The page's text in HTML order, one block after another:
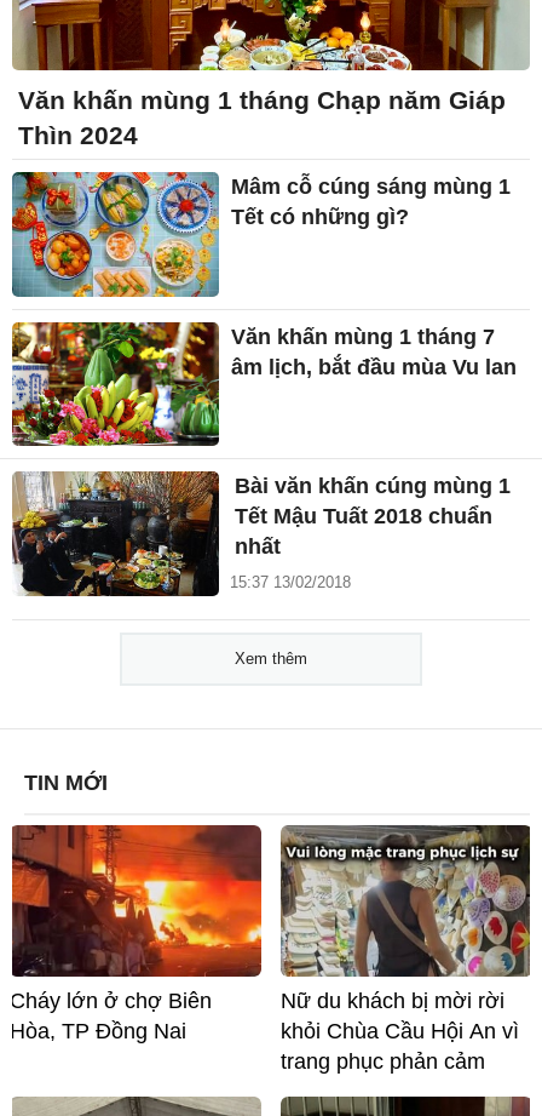
Văn khấn mùng 1 tháng Chạp năm Giáp
Thìn 2024
Mâm cỗ cúng sáng mùng 1
Tết có những gì?
Văn khấn mùng 1 tháng 7
âm lịch, bắt đầu mùa Vu lan
Bài văn khấn cúng mùng 1
Tết Mậu Tuất 2018 chuẩn
nhất
15:37 13/02/2018
Xem thêm
TIN MỚI
Cháy lớn ở chợ Biên
Hòa, TP Đồng Nai
Nữ du khách bị mời rời
khỏi Chùa Cầu Hội An vì
trang phục phản cảm